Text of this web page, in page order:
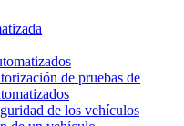
de pruebas de
de los vehículos